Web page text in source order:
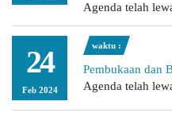
Agenda telah
24
Feb 2024
waktu :
Pembukaan dan
Agenda telah